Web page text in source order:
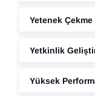
Yetenek Çekme
Yetkinlik
Yüksek